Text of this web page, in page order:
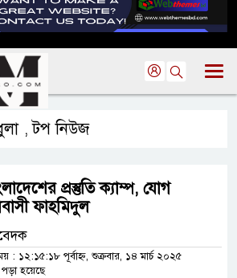
,টপ নিউজ
প্রস্তুতি ক্যাম্প, যোগ
ফাহমিদুল
: ১২:১৫:১৮ পূর্বাহ্ন, শুক্রবার, ১৪ মার্চ ২০২৫
হয়েছে